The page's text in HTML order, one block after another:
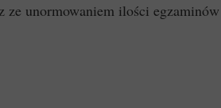
ze unormowaniem ilości